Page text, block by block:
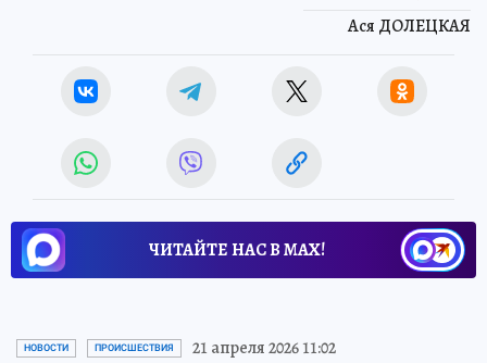
Ася ДОЛЕЦКАЯ
ЧИТАЙТЕ НАС В МАХ!
НОВОСТИ ПРОИСШЕСТВИЯ 21 апреля 2026 11:02